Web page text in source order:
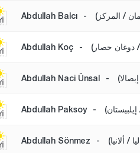
Abdullah Balcı -
Abdullah Koç -
Abdullah Naci Ünsal -
Abdullah Paksoy -
Abdullah Sönmez -